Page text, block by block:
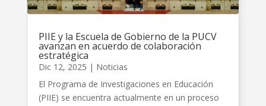
PIIE y la Escuela de Gobierno de la PUCV
avanzan en acuerdo de colaboración
estratégica
Dic 12, 2025 | Noticias
El Programa de Investigaciones en Educación
(PIIE) se encuentra actualmente en un proceso